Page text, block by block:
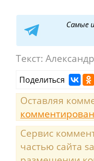
Самые
Текст:
Поделиться
Оставляя
Сервис
частью сайта